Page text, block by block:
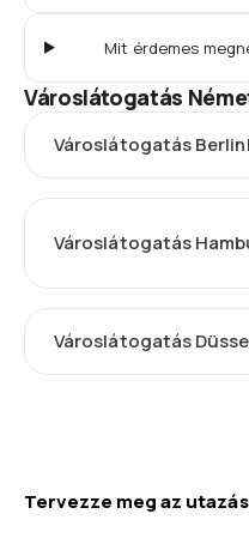
Mit érdemes
Városlátogatás
Városlátogatás
Városlátogatás
Városlátogatás
Tervezze meg az